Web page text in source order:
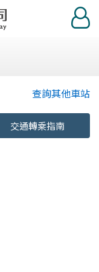
登
入
查詢其他車站
交通轉乘指南